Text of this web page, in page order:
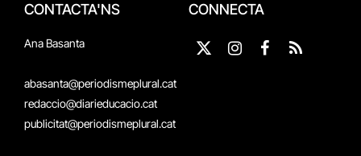
CONTACTA'NS
Ana Basanta
abasanta@periodismeplural.cat
redaccio@diarieducacio.cat
publicitat@periodismeplural.cat
CONNECTA
X
Instagram
Facebook
RSS